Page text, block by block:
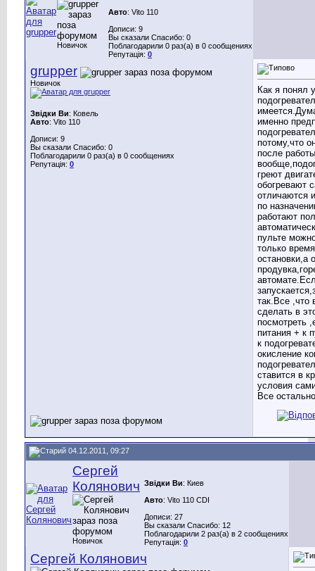
Новичок
Авто: Vito 110
Дописи: 9
Вы сказали Спасибо: 0
Поблагодарили 0 раз(а) в 0 сообщениях
Репутація: 0
grupper
Новичок
Звідки Ви: Ковель
Авто: Vito 110
Дописи: 9
Вы сказали Спасибо: 0
Поблагодарили 0 раз(а) в 0 сообщениях
Репутація: 0
Как я понял
именно
потому,что
после
греют
обогревают
отличаются
по
работают
пульте
только
остановки,а
так.Все ,что
сделать в
посмотреть
питания + к
к
окисление
ставится в
условия
Все
04.12.2011, 09:27
Сергей
Колянович
Новичок
Звідки Ви: Киев
Авто: Vito 110 CDI
Дописи: 27
Вы сказали Спасибо: 12
Поблагодарили 2 раз(а) в 2 сообщениях
Репутація: 0
Сергей Колянович